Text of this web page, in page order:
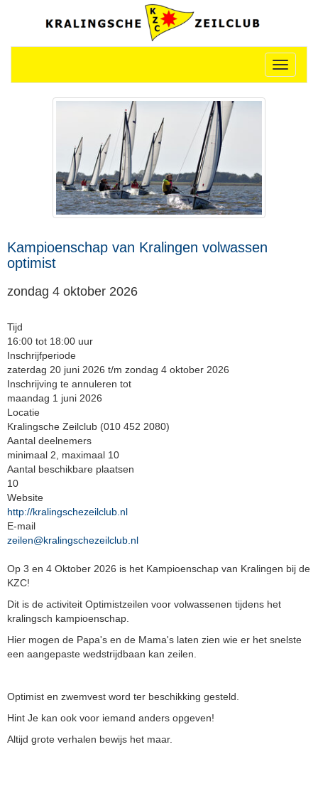
Toggle
Kampioenschap van Kralingen volwassen
optimist
zondag 4 oktober 2026
Tijd
16:00 tot 18:00 uur
Inschrijfperiode
zaterdag 20 juni 2026 t/m zondag 4 oktober 2026
Inschrijving te annuleren tot
maandag 1 juni 2026
Locatie
Kralingsche Zeilclub (010 452 2080)
Aantal deelnemers
minimaal 2, maximaal 10
Aantal beschikbare plaatsen
10
Website
http://kralingschezeilclub.nl
E-mail
zeilen@kralingschezeilclub.nl
Op 3 en 4 Oktober 2026 is het Kampioenschap van Kralingen bij de
KZC!
Dit is de activiteit Optimistzeilen voor volwassenen tijdens het
kralingsch kampioenschap.
Hier mogen de Papa's en de Mama's laten zien wie er het snelste
een aangepaste wedstrijdbaan kan zeilen.
Optimist en zwemvest word ter beschikking gesteld.
Hint Je kan ook voor iemand anders opgeven!
Altijd grote verhalen bewijs het maar.